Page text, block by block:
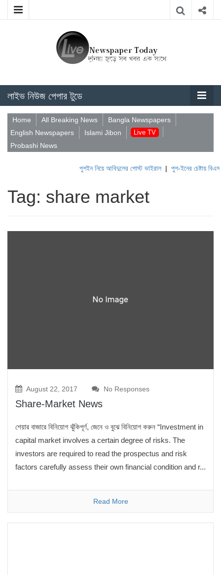
লাইভ নিউজ পেপার টুডে
Home All Breaking News
Bangla Newspapers
English Newspapers
Islami Jibon Live TV
Probashi News
পুশইন নিয়ে আবিদুলের পোস্ট ভাইরাল| পুশ-ইনের চেষ্টায়
Tag: share market
August 22, 2017 No Responses
Share-Market News
শেয়ার বাজারে বিনিয়োগ ঝুঁকিপূর্ণ, জেনে ও বুঝে বিনিয়োগ করুন “Investment in
capital market involves a certain degree of risks. The
investors are required to read the prospectus and risk
factors carefully assess their own financial condition and r...
Read More